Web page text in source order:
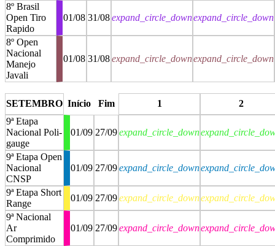
8º Brasil
Open Tiro
Rapido
01/08 31/08expand_circle_downexpand_circle_down
8º Open
Nacional
Manejo
Javali
01/08 31/08expand_circle_downexpand_circle_down
SETEMBRO Início Fim 1
2
9ª Etapa
Nacional Poli-
gauge
01/09 27/09expand_circle_down
9ª Etapa Open
Nacional
CNSP
01/09 27/09expand_circle_down
9ª Etapa Short
Range
01/09 27/09expand_circle_down
9ª Nacional
Ar
Comprimido
01/09 27/09expand_circle_down